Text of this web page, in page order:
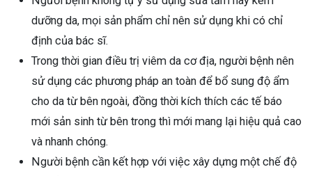
dưỡng da, mọi sản phẩm chỉ nên sử dụng khi có chỉ
định của bác sĩ.
Trong thời gian điều trị viêm da cơ địa, người bệnh nên
sử dụng các phương pháp an toàn để bổ sung độ ẩm
cho da từ bên ngoài, đồng thời kích thích các tế báo
mới sản sinh từ bên trong thì mới mang lại hiệu quả cao
và nhanh chóng.
Người bệnh cần kết hợp với việc xây dựng một chế độ